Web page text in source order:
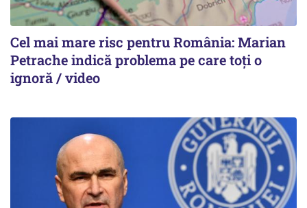
Cel mai mare risc pentru România: Marian
Petrache indică problema pe care toți o
ignoră / video